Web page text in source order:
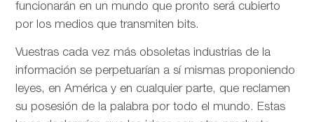
funcionarán en un mundo que pronto será cubierto
por los medios que transmiten bits.
Vuestras cada vez más obsoletas industrias de la
información se perpetuarían a sí mismas proponiendo
leyes, en América y en cualquier parte, que reclamen
su posesión de la palabra por todo el mundo. Estas